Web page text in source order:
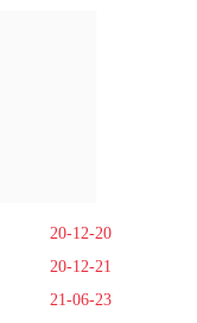
20-12-20
20-12-21
21-06-23